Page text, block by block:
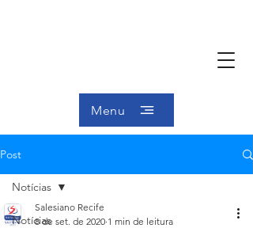
Menu
Post
Notícias
Notícias
Salesiano Recife
8 de set. de 2020 1 min de leitura